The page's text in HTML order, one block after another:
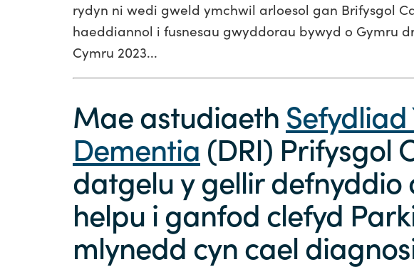
rydyn ni wedi gweld ymchwil arloesol gan Brifysgol
haeddiannol i fusnesau gwyddorau bywyd o Gymru
Cymru 2023...
Mae astudiaeth
Dementia (DRI) Prifysgol
datgelu y gellir
helpu i ganfod clefyd
mlynedd cyn cael